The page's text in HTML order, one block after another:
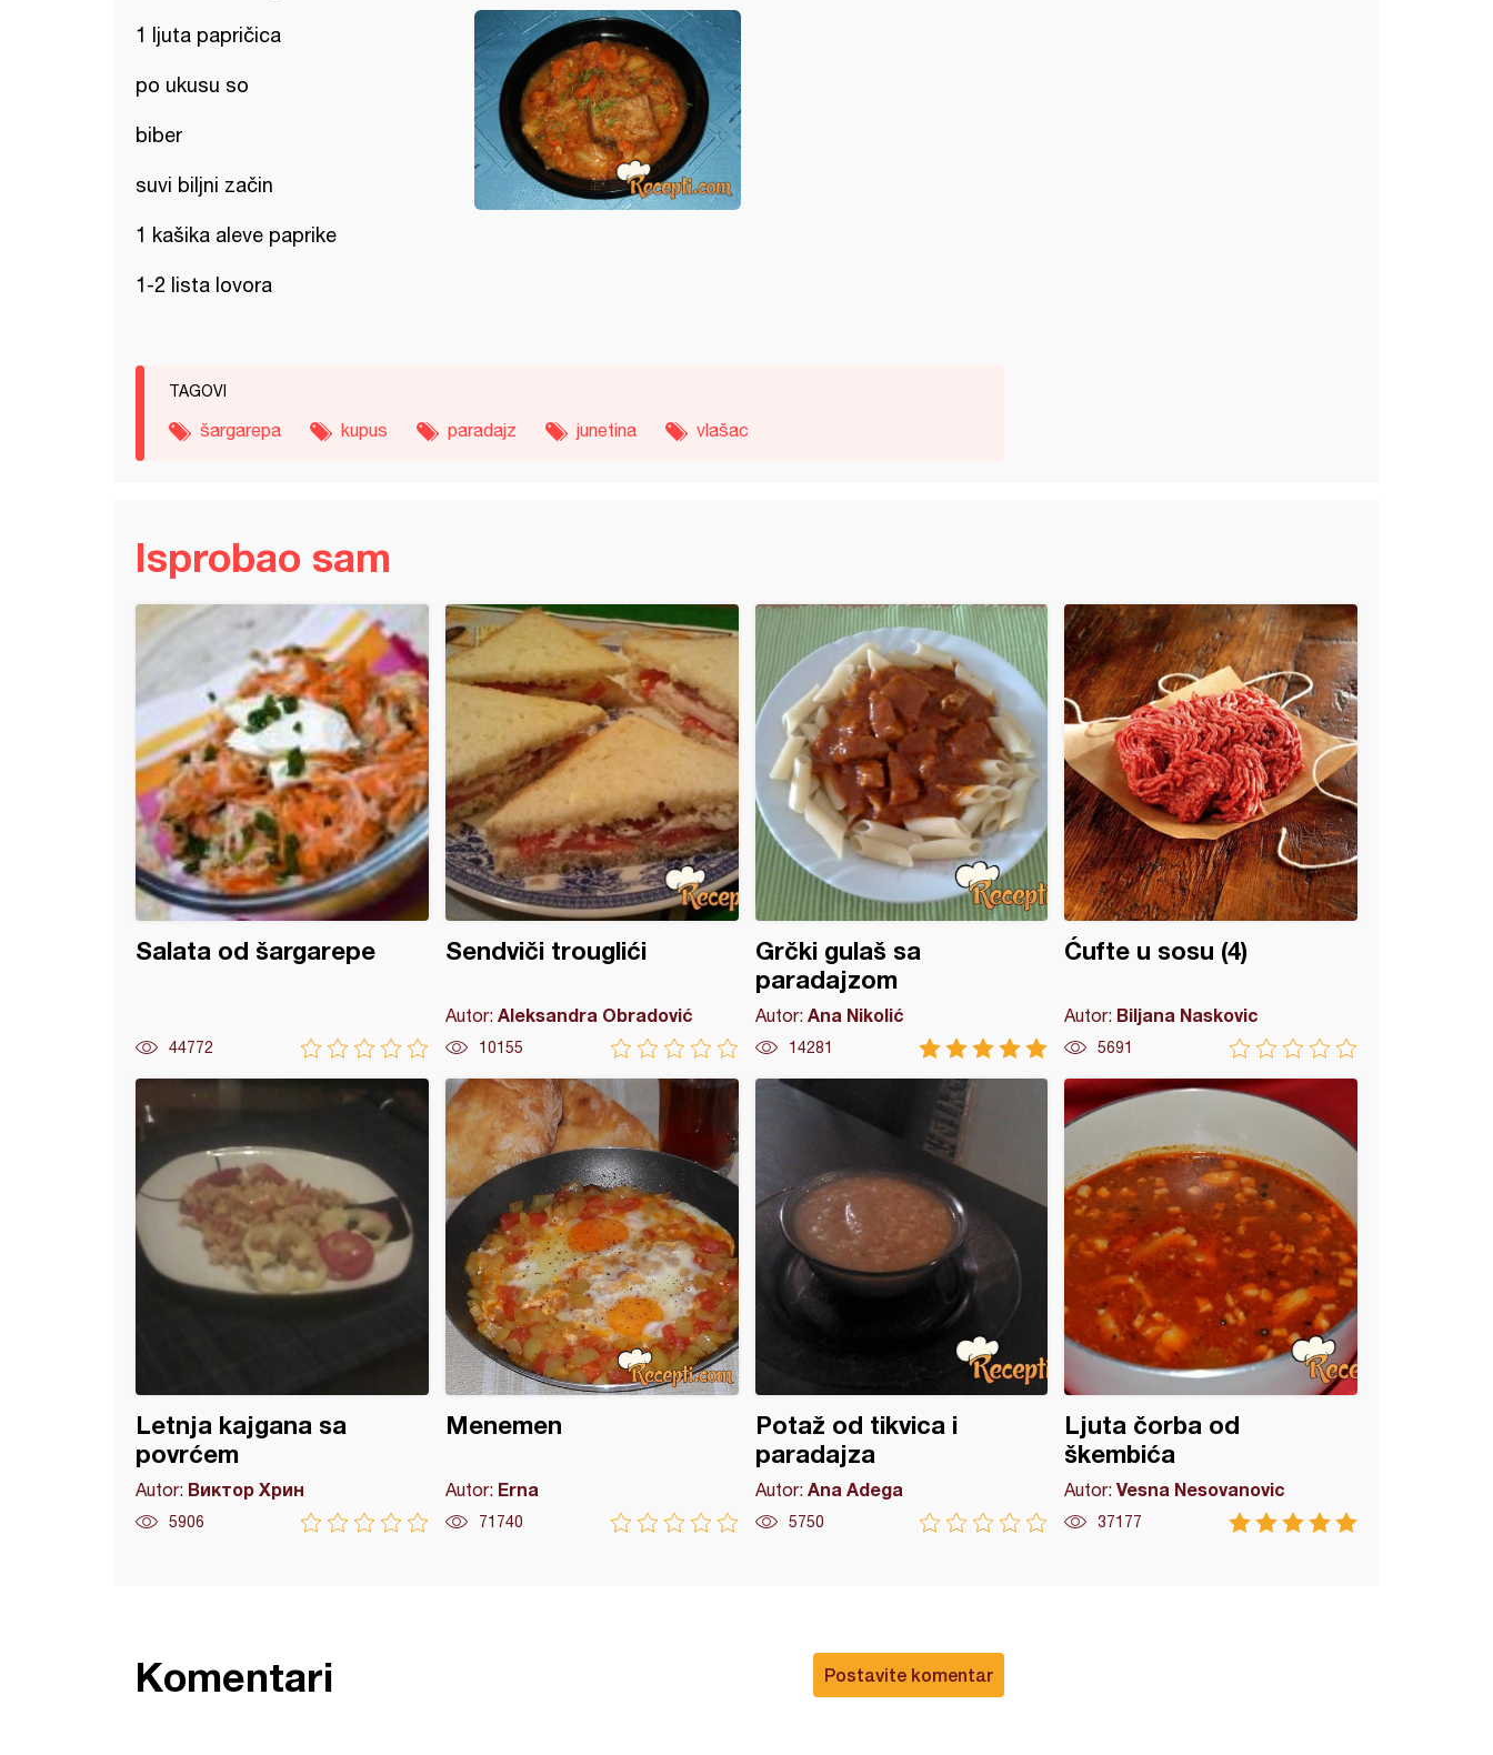
1 ljuta papričica
po ukusu so
biber
suvi biljni začin
1 kašika aleve paprike
1-2 lista lovora
TAGOVI
šargarepa kupus paradajz junetina vlašac
Isprobao sam
Salata od šargarepe
44772
Sendviči trouglići
Autor: Aleksandra Obradović
10155
Grčki gulaš sa
paradajzom
Autor: Ana Nikolić
14281
Ćufte u sosu (4)
Autor: Biljana Naskovic
5691
Letnja kajgana sa
povrćem
Autor: Виктор Хрин
5906
Menemen
Autor: Erna
71740
Potaž od tikvica i
paradajza
Autor: Ana Adega
5750
Ljuta čorba od
škembića
Autor:Vesna Nesovanovic
37177
od škembića
Postavite komentar
Komentari